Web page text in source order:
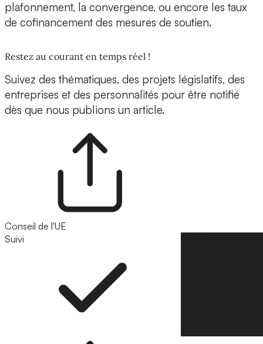
plafonnement, la convergence, ou encore les taux
de cofinancement des mesures de soutien.
Restez au courant en temps réel !
Suivez des thématiques, des projets législatifs, des
entreprises et des personnalités pour être notifié
dès que nous publions un article.
Conseil de l'UE
Suivi